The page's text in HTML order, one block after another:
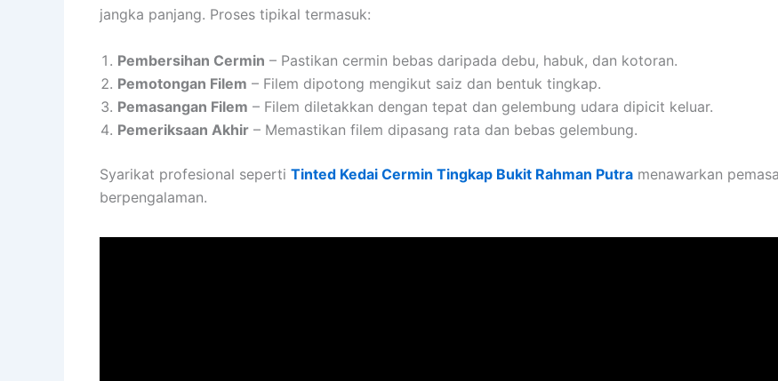
jangka panjang. Proses tipikal termasuk:
Pembersihan Cermin – Pastikan cermin bebas daripada debu, habuk, dan kotoran.
Pemotongan Filem – Filem dipotong mengikut saiz dan bentuk tingkap.
Pemasangan Filem – Filem diletakkan dengan tepat dan gelembung udara dipicit keluar.
Pemeriksaan Akhir – Memastikan filem dipasang rata dan bebas gelembung.
Syarikat profesional seperti Tinted Kedai Cermin Tingkap Bukit Rahman Putra menawarkan
berpengalaman.